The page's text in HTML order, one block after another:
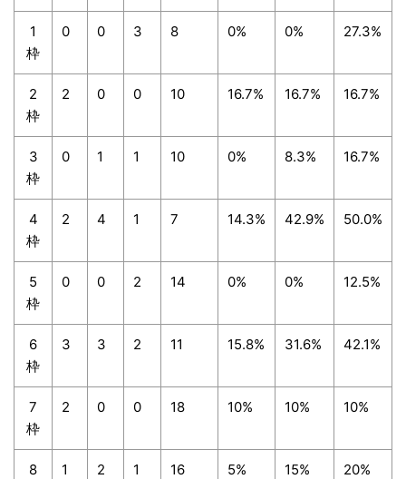
1
枠
0 0 3 8 0% 0% 27.3%
2
枠
2 0 0 10 16.7% 16.7% 16.7%
3
枠
0 1 1 10 0% 8.3% 16.7%
4
枠
2 4 1 7 14.3% 42.9% 50.0%
5
枠
0 0 2 14 0% 0% 12.5%
6
枠
3 3 2 11 15.8% 31.6% 42.1%
7
枠
2 0 0 18 10% 10% 10%
8
1 2 1 16 5% 15% 20%